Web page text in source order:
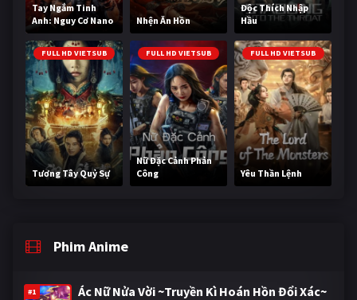
Tay Ngắm Tinh
Anh: Nguy Cơ Nano
Nhện Ăn Hồn
Độc Thích Nhập
Hầu
FULL HD VIETSUB
Tương Tây Quỷ Sự
FULL HD VIETSUB
Nữ Đặc Cảnh Phản
Công
FULL HD VIETSUB
Yêu Thần Lệnh
Phim Anime
#1 Ác Nữ Nửa Vời ~Truyền Kì Hoán Hồn Đổi Xác~